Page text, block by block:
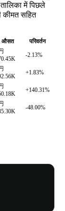
में पिछले
कीमत सहित
औसत
परिवर्तन
-2.13%
+1.83%
+140.31%
-48.00%